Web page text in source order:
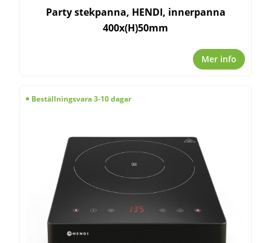
Party stekpanna, HENDI, innerpanna
400x(H)50mm
Mer info
Beställningsvara 3-10 dagar